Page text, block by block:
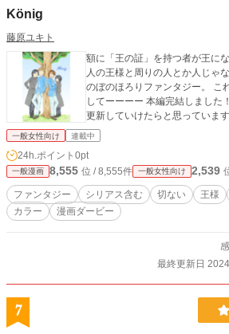
König
藤原ユキト
額に「王の証」を持つ者が王
人の王様と周りの人とか人じゃ
のぼのほろりファンタジー。 これは王たちの紡ぐ物語……そ
してーーーー 本編完結しました！ 今後は番外編などゆるっと
更新していけたらと思っています
一般女性向け 連載中
24h.ポイント 0pt
一般漫画 8,555 位 / 8,555件 一般女性向け 2,539
ファンタジー シリアス含む 切ない 王様
カラー
漫画ダービー
最終更新日
7